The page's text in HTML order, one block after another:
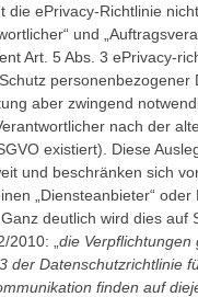
die ePrivacy-Richtlinie
und
Art. 5 Abs. 3 ePrivacy-
personenbezogener
aber zwingend
nach der
existiert). Diese
und beschränken sich
„Diensteanbieter“ oder
deutlich wird dies auf
„ die Verpflichtungen
der Datenschutzrichtlinie
finden auf